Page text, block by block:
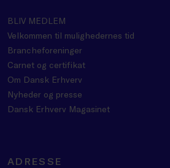
BLIV MEDLEM
Velkommen til mulighedernes tid
Brancheforeninger
Carnet og certifikat
Om Dansk Erhverv
Nyheder og presse
Dansk Erhverv Magasinet
ADRESSE